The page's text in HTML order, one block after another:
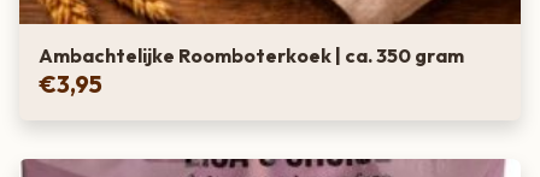
Ambachtelijke Roomboterkoek | ca. 350 gram
€3,95